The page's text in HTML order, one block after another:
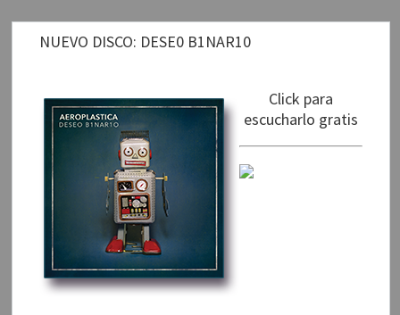
NUEVO DISCO: DESE0 B1NAR10
Click para
escucharlo gratis